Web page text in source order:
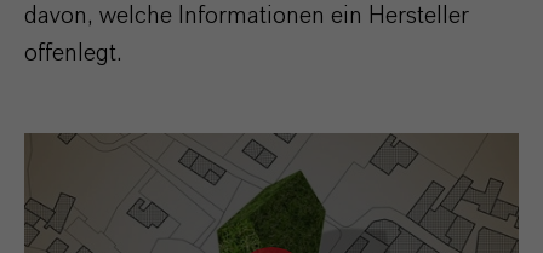
davon, welche Informationen ein Hersteller
offenlegt.